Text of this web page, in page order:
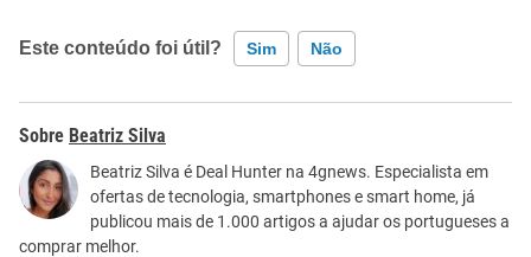
Este conteúdo foi útil? Sim Não
Este conteúdo contém informação incorreta
Este conteúdo não tem a informação que procuro
Outro
Beatriz Silva
Beatriz Silva é Deal Hunter na 4gnews. Especialista em
ofertas de tecnologia, smartphones e smart home, já
publicou mais de 1.000 artigos a ajudar os portugueses a
comprar melhor.